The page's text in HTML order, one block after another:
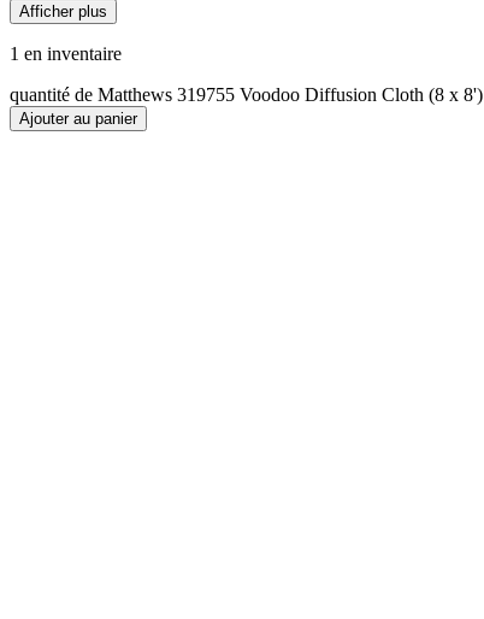
Afficher plus
1 en inventaire
quantité de Matthews 319755 Voodoo Diffusion Cloth (8 x 8')
Ajouter au panier